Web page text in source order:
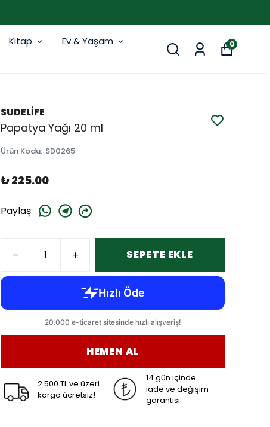
Kitap
Ev & Yaşam
0
SUDELİFE
Papatya Yağı 20 ml
Ürün Kodu: SD0265
₺ 225.00
Paylaş:
SEPETE EKLE
HEMEN AL
2.500 TL ve üzeri
kargo ücretsiz!
14 gün içinde
iade ve değişim
garantisi